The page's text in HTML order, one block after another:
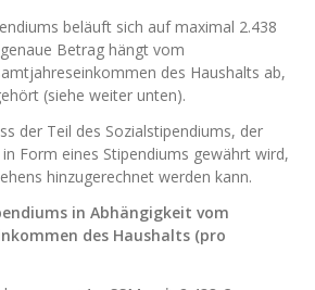
beläuft sich auf maximal 2.438
Betrag hängt vom
des Haushalts ab,
(siehe weiter unten).
der Teil des Sozialstipendiums, der
Form eines Stipendiums gewährt wird,
hinzugerechnet werden kann.
in Abhängigkeit vom
des Haushalts (pro